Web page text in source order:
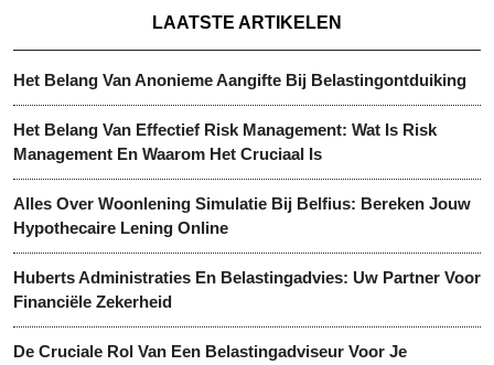
LAATSTE ARTIKELEN
Het Belang Van Anonieme Aangifte Bij Belastingontduiking
Het Belang Van Effectief Risk Management: Wat Is Risk
Management En Waarom Het Cruciaal Is
Alles Over Woonlening Simulatie Bij Belfius: Bereken Jouw
Hypothecaire Lening Online
Huberts Administraties En Belastingadvies: Uw Partner Voor
Financiële Zekerheid
De Cruciale Rol Van Een Belastingadviseur Voor Je